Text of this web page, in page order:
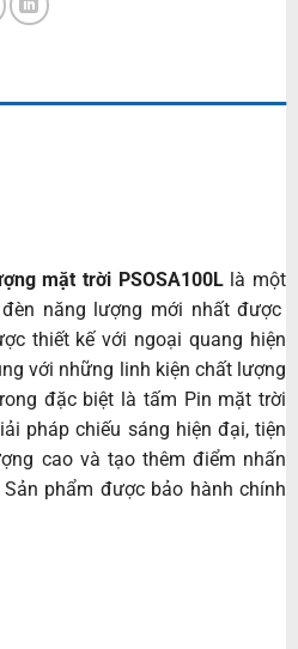
mặt trời PSOSA100Llà một
năng lượng mới nhất được
thiết kế với ngoại quang hiện
với những linh kiện chất lượng
đặc biệt là tấm Pin mặt trời
pháp chiếu sáng hiện đại, tiện
cao và tạo thêm điểm nhấn
phẩm được bảo hành chính